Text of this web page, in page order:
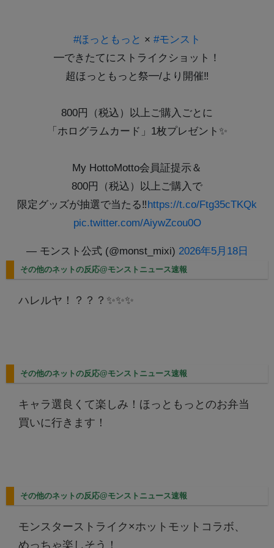
#ほっともっと × #モンスト
━できたてにストライクショット！
超ほっともっと祭━/より開催‼
800円（税込）以上ご購入ごとに
「ホログラムカード」1枚プレゼント✨
My HottoMotto会員証提示＆
800円（税込）以上ご購入で
限定グッズが抽選で当たる‼ https://t.co/Ftg35cTKQk
pic.twitter.com/AiywZcou0O
— モンスト公式 (@monst_mixi) 2026年5月18日
その他のネットの反応@モンストニュース速報
ハレルヤ！？？？✨✨✨
その他のネットの反応@モンストニュース速報
キャラ選良くて楽しみ！ほっともっとのお弁当
買いに行きます！
その他のネットの反応@モンストニュース速報
モンスターストライク×ホットモットコラボ、
めっちゃ楽しそう！